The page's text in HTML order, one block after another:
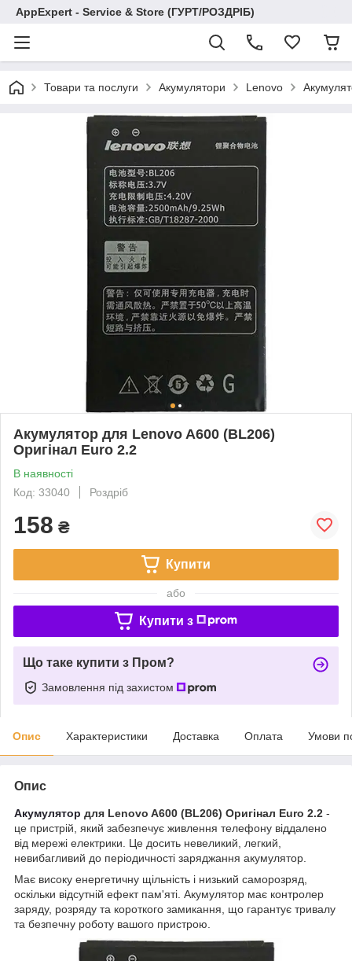
AppExpert - Service & Store (ГУРТ/РОЗДРІБ)
Товари та послуги Акумулятори Lenovo
Акумулятор для Lenovo A600 (BL206)
Оригінал Euro 2.2
В наявності
Код: 33040
Роздріб
158 ₴
Купити
або
Купити з
Що таке купити з Пром?
Замовлення під захистом
Опис Характеристики Доставка Оплата Умови
Опис
Акумулятор для Lenovo A600 (BL206) Оригінал Euro 2.2 -
це пристрій, який забезпечує живлення телефону віддалено
від мережі електрики. Це досить невеликий, легкий,
невибагливий до періодичності заряджання акумулятор.
Має високу енергетичну щільність і низький саморозряд,
оскільки відсутній ефект пам'яті. Акумулятор має контролер
заряду, розряду та короткого замикання, що гарантує тривалу
та безпечну роботу вашого пристрою.